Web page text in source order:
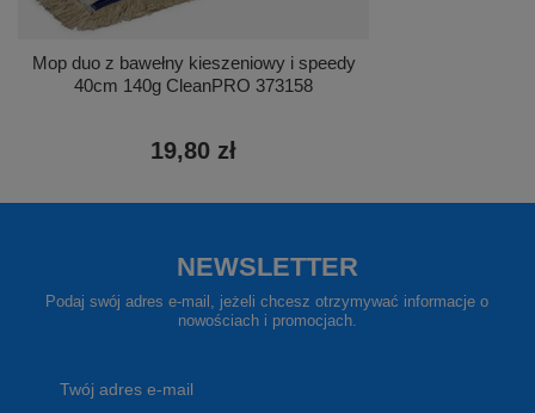
Mop duo z bawełny kieszeniowy i speedy
40cm 140g CleanPRO 373158
19,80 zł
NEWSLETTER
Podaj swój adres e-mail, jeżeli chcesz otrzymywać informacje o
nowościach i promocjach.
Twój adres e-mail